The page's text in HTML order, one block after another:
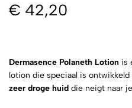
€ 42,20
Dermasence Polaneth Lotion is
lotion die speciaal is ontwikkeld
zeer droge huid die neigt naar